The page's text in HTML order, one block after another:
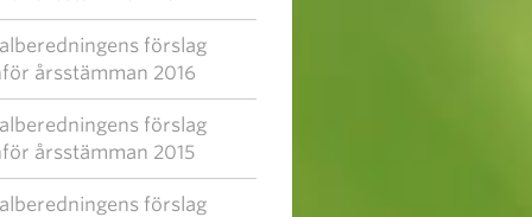
förslag
årsstämman 2016
förslag
årsstämman 2015
förslag